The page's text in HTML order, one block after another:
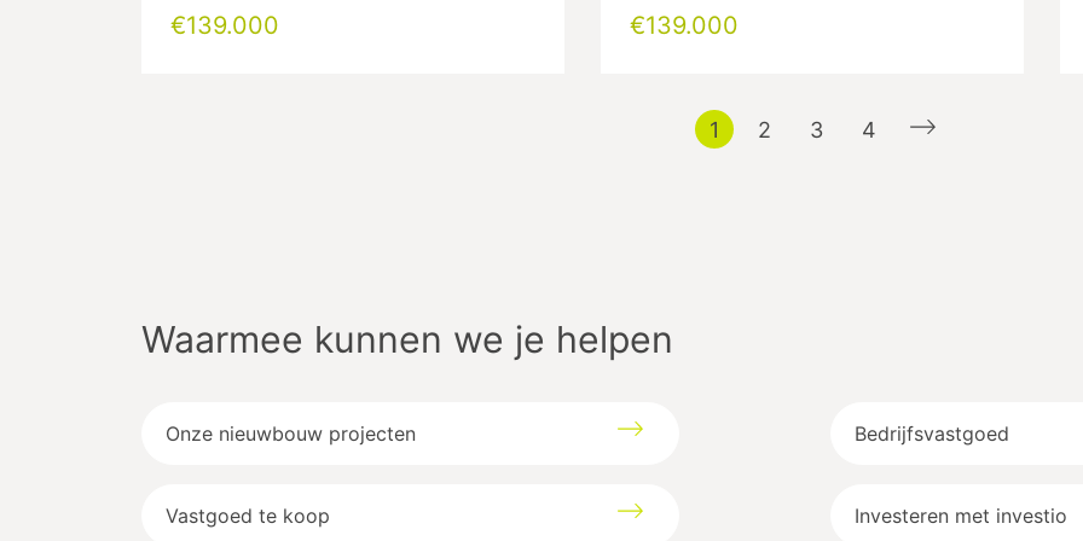
€139.000 €139.000
1 2 3 4
Waarmee kunnen we je helpen
Onze nieuwbouw projecten
Vastgoed te koop
Bedrijfsvastgoed
Investeren met investio